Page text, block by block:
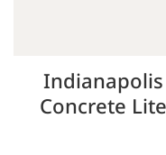
Indianapolis
Concrete Lite